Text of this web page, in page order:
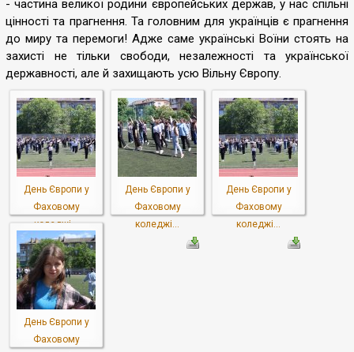
- частина великої родини європейських держав, у нас спільні
цінності та прагнення. Та головним для українців є прагнення
до миру та перемоги! Адже саме українські Воїни стоять на
захисті не тільки свободи, незалежності та української
державності, але й захищають усю Вільну Європу.
День Європи у
Фаховому
коледжі...
День Європи у
Фаховому
коледжі...
День Європи у
Фаховому
коледжі...
День Європи у
Фаховому